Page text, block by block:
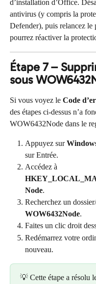
d’installation d’Office.
antivirus (y compris la
Defender), puis relancez le
pourrez réactiver la
Étape 7 –
sous
Si vous voyez le Code
des étapes ci-dessus n’a
WOW6432Node dans le
Appuyez sur
sur Entrée.
Accédez à
Node.
Recherchez un
WOW6432Node.
Faites un clic droit
Redémarrez votre
nouveau.
💡 Cette étape a résolu